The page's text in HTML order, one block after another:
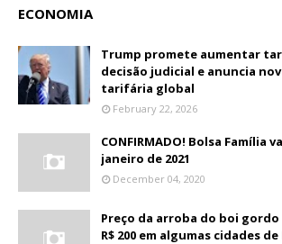
ECONOMIA
Trump promete aumentar
decisão judicial e anuncia
tarifária global
February 22, 2026
CONFIRMADO! Bolsa Família
janeiro de 2021
December 04, 2020
Preço da arroba do boi gordo
R$ 200 em algumas cidades